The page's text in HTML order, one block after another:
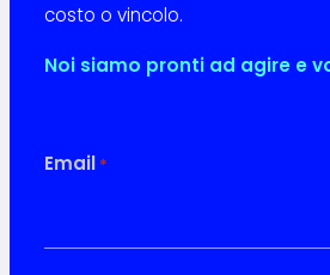
costo o vincolo.
Noi siamo pronti ad agire e
Email *